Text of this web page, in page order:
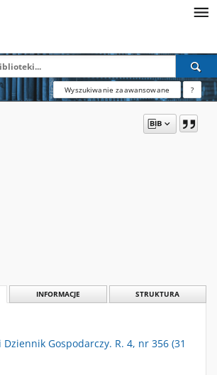
Wyszukiwanie zaawansowane ?
INFORMACJE STRUKTURA
Gospodarczy. R. 4, nr 356 (31